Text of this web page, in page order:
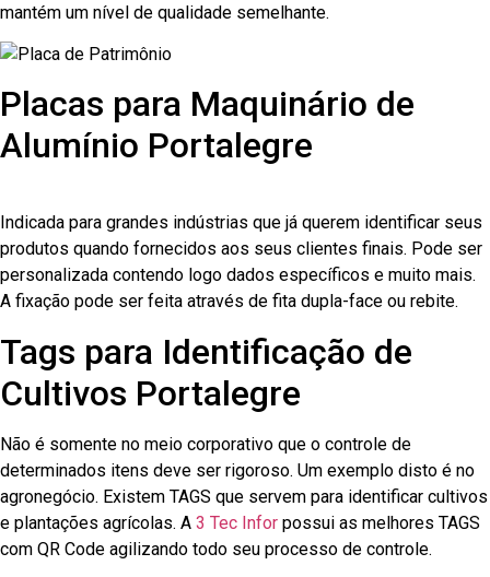
mantém um nível de qualidade semelhante.
Placas para Maquinário de
Alumínio Portalegre
Indicada para grandes indústrias que já querem identificar seus
produtos quando fornecidos aos seus clientes finais. Pode ser
personalizada contendo logo dados específicos e muito mais.
A fixação pode ser feita através de fita dupla-face ou rebite.
Tags para Identificação de
Cultivos Portalegre
Não é somente no meio corporativo que o controle de
determinados itens deve ser rigoroso. Um exemplo disto é no
agronegócio. Existem TAGS que servem para identificar cultivos
e plantações agrícolas. A 3 Tec Infor possui as melhores TAGS
com QR Code agilizando todo seu processo de controle.